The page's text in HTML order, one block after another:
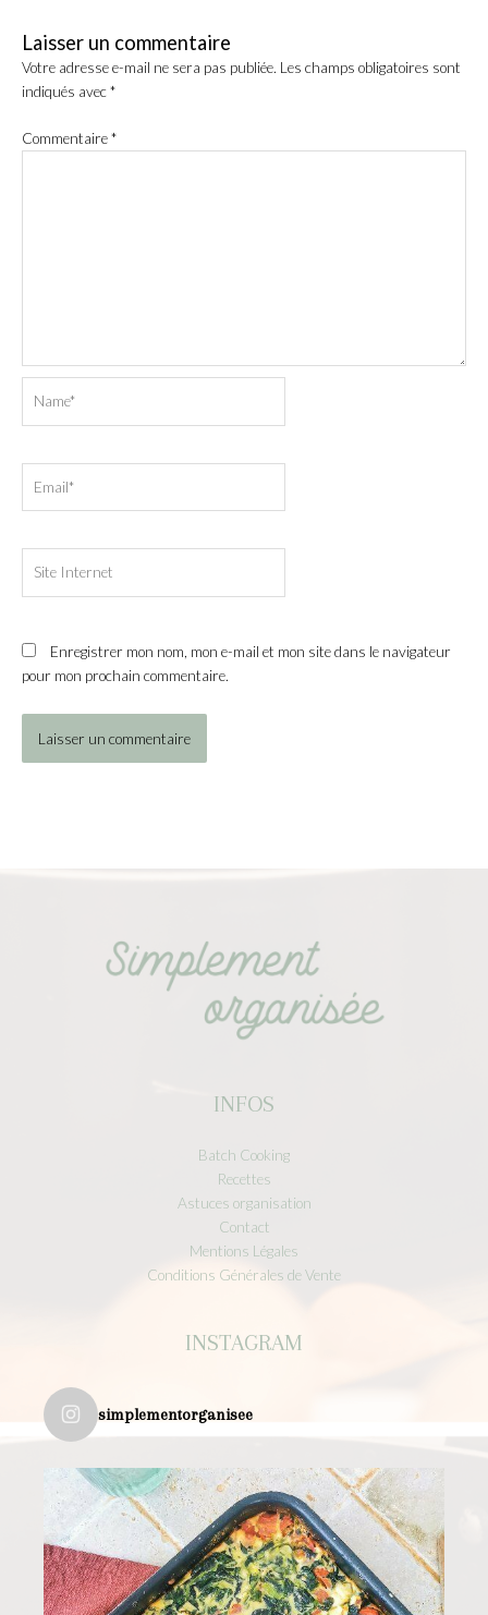
Laisser un commentaire
Votre adresse e-mail ne sera pas publiée. Les champs obligatoires sont
indiqués avec*
Commentaire*
Internet
Enregistrer mon nom, mon e-mail et mon site dans le navigateur
pour mon prochain commentaire.
INFOS
Batch Cooking
Recettes
Astuces organisation
Contact
Mentions Légales
Conditions Générales de Vente
INSTAGRAM
simplementorganisee